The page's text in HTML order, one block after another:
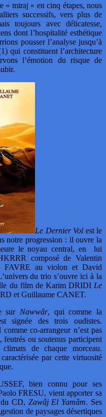
« miraj » en cinq étapes, nous
successifs, vers plus de
toujours avec délicatesse,
dont l’hospitalité esthétique
pousser l’analyse jusqu’à
qui constituent l’architecture
l’émotion du risque de
Le Dernier Vol est le
notre progression : il ouvre la
le noyau central, en lui
composé de Valentin
FAVRE au violon et David
du trio s’ouvre ici à la
du film de Karim DRIDI Le
et Guillaume CANET.
sur Nawwâr, qui comme la
signée des trois oudistes.
co-arrangeur n’est pas
feutrés ou soutenus participent
de chaque morceau.
par cette virtuosité
bien connu pour ses
FRESU, vient apporter sa
CD, Zawâj El Yamâm. Ses
de paysages désertiques